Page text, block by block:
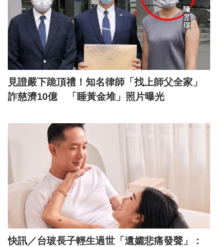
見證嚴下跪頂禮！知名律師「找上師父全家」
詐慈濟10億 「睡黃金堆」照片曝光
快訊／台玻長子輕生過世「遺孀悲痛發聲」：